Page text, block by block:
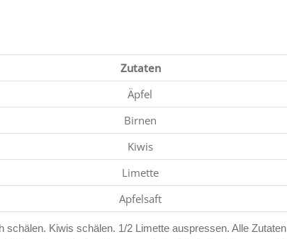
Zutaten
Äpfel
Birnen
Kiwis
Limette
Apfelsaft
Kiwis schälen. 1/2 Limette auspressen. Alle Zutaten